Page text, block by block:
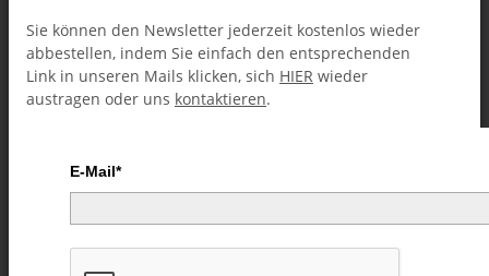
Sie können den Newsletter jederzeit kostenlos wieder
abbestellen, indem Sie einfach den entsprechenden
Link in unseren Mails klicken, sich HIER wieder
austragen oder uns kontaktieren.
E-Mail*